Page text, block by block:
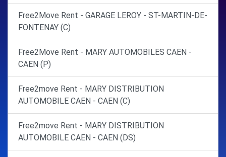
Free2Move Rent - GARAGE LEROY - ST-MARTIN-DE-
FONTENAY (C)
Free2Move Rent - MARY AUTOMOBILES CAEN -
CAEN (P)
Free2move Rent - MARY DISTRIBUTION
AUTOMOBILE CAEN - CAEN (C)
Free2move Rent - MARY DISTRIBUTION
AUTOMOBILE CAEN - CAEN (DS)